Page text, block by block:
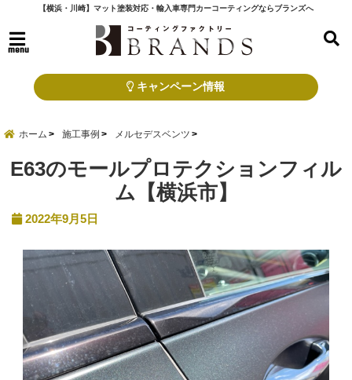
【横浜・川崎】マット塗装対応・輸入車専門カーコーティングならブランズへ
menu
キャンペーン情報
ホーム 施工事例 メルセデスベンツ
E63のモールプロテクションフィル
ム【横浜市】
2022年9月5日